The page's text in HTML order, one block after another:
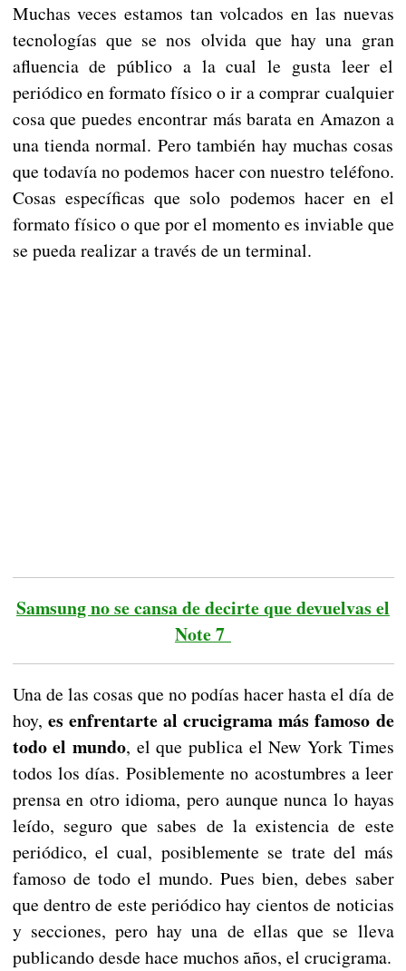
Muchas veces estamos tan volcados en las nuevas
tecnologías que se nos olvida que hay una gran
afluencia de público a la cual le gusta leer el
periódico en formato físico o ir a comprar cualquier
cosa que puedes encontrar más barata en Amazon a
una tienda normal. Pero también hay muchas cosas
que todavía no podemos hacer con nuestro teléfono.
Cosas específicas que solo podemos hacer en el
formato físico o que por el momento es inviable que
se pueda realizar a través de un terminal.
Samsung no se cansa de decirte que devuelvas el
Note 7
Una de las cosas que no podías hacer hasta el día de
hoy, es enfrentarte al crucigrama más famoso de
todo el mundo, el que publica el New York Times
todos los días. Posiblemente no acostumbres a leer
prensa en otro idioma, pero aunque nunca lo hayas
leído, seguro que sabes de la existencia de este
periódico, el cual, posiblemente se trate del más
famoso de todo el mundo. Pues bien, debes saber
que dentro de este periódico hay cientos de noticias
y secciones, pero hay una de ellas que se lleva
publicando desde hace muchos años, el crucigrama.